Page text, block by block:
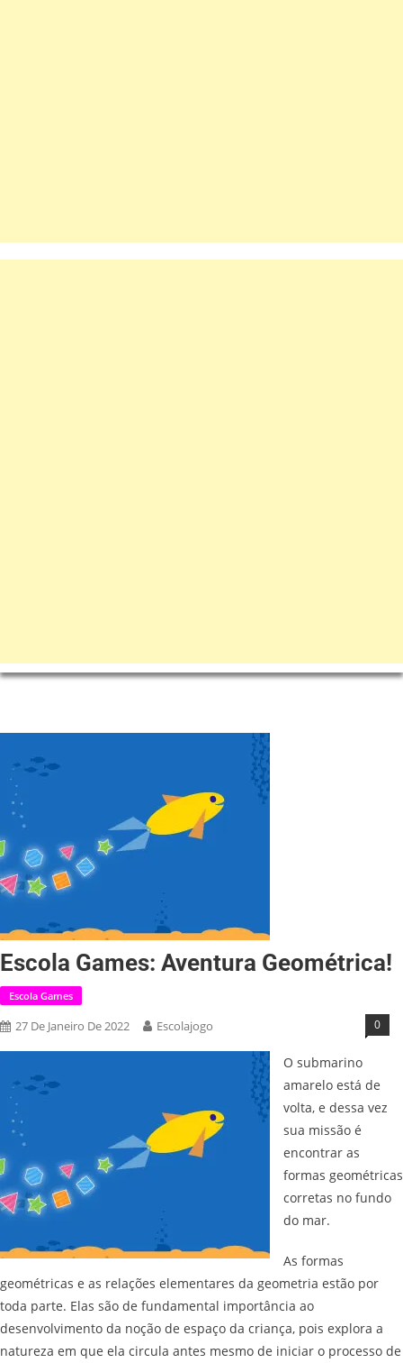
Escola Games: Aventura Geométrica!
Escola Games
27 De Janeiro De 2022 Escolajogo 0
O submarino
amarelo está de
volta, e dessa vez
sua missão é
encontrar as
formas geométricas
corretas no fundo
do mar.
As formas
geométricas e as relações elementares da geometria estão por
toda parte. Elas são de fundamental importância ao
desenvolvimento da noção de espaço da criança, pois explora a
natureza em que ela circula antes mesmo de iniciar o processo de